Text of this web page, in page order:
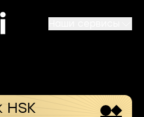
HSK